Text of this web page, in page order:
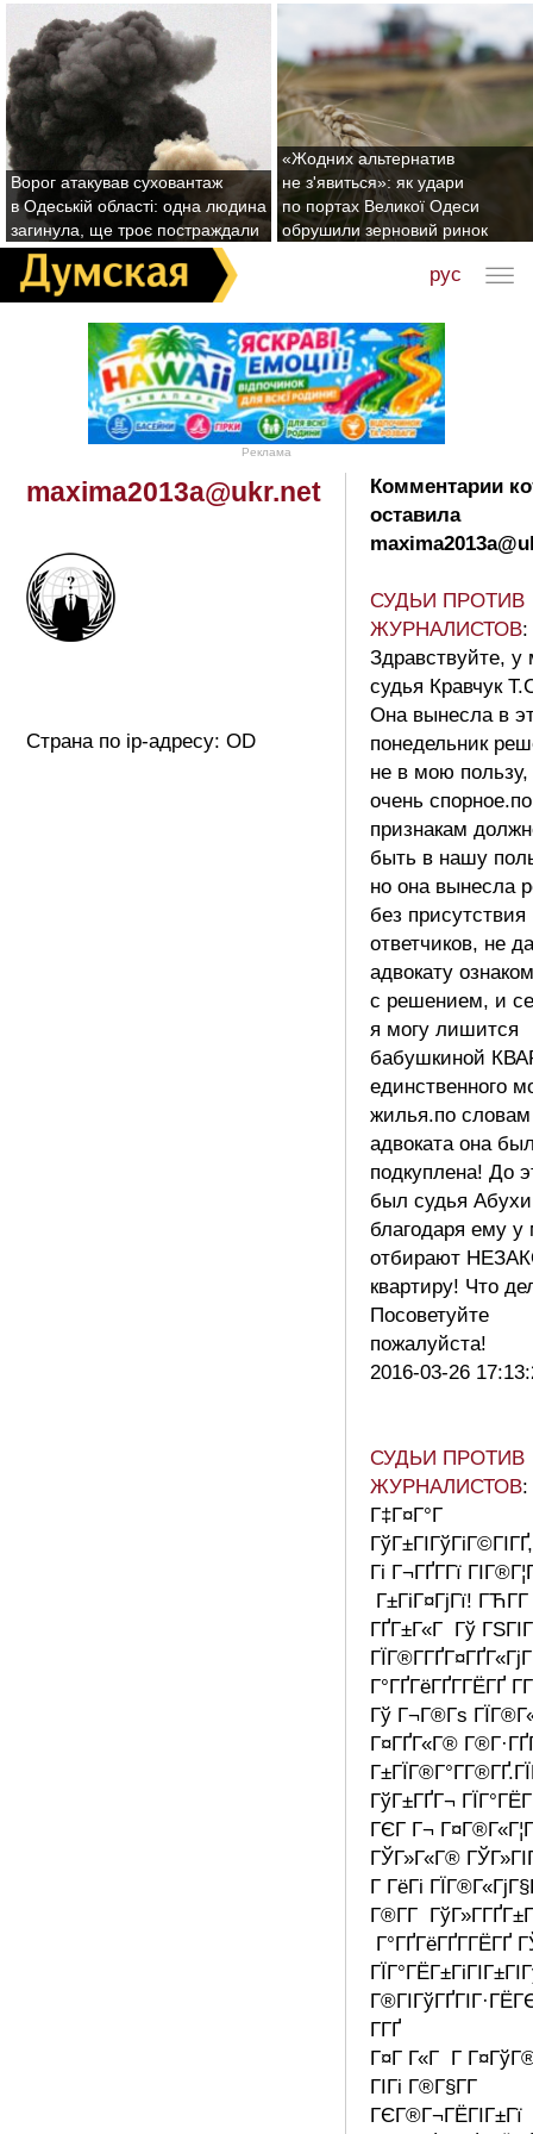
Ворог атакував суховантаж
в Одеській області: одна людина
загинула, ще троє постраждали
«Жодних альтернатив
не з'явиться»: як удари
по портах Великої Одеси
обрушили зерновий ринок
рус
Реклама
maxima2013a@ukr.net
Страна по ip-адресу: OD
Комментарии
оставила
СУДЬИ ПРОТИВ
ЖУРНАЛИСТОВ:
Здравствуйте, у
судья Кравчук
Она вынесла в
понедельник
не в мою пользу,
очень
признакам
быть в нашу
но она вынесла
без присутствия
ответчиков, не
адвокату
с решением, и
я могу лишится
бабушкиной
единственного
жилья.по словам
адвоката она
подкуплена! До
был судья
благодаря ему у
отбирают
квартиру! Что
Посоветуйте
пожалуйста!
2016-03-26
СУДЬИ ПРОТИВ
ЖУРНАЛИСТОВ:
Г‡Г¤Г°Г
ГўГ±ГІГўГіГ©ГІГҐ,
Гі Г¬ГҐГ­Гї
Г±ГіГ¤ГјГї!
ГҐГ±Г«Г Гў
Г°ГҐГёГҐГ­ГЁГҐ
Гў Г¬Г®Гѕ
Г¤ГҐГ«Г®
ГўГ±ГҐГ¬
ГЄГ Г¬
ГЎГ»Г«Г®
Г ГёГі
Г®Г­Г
Г°ГҐГёГҐГ­ГЁГҐ
Г­ГҐ
Г¤Г Г«Г Г
ГІГі Г®Г§Г­Г
ГЄГ®Г¬ГЁГІГ±Гї